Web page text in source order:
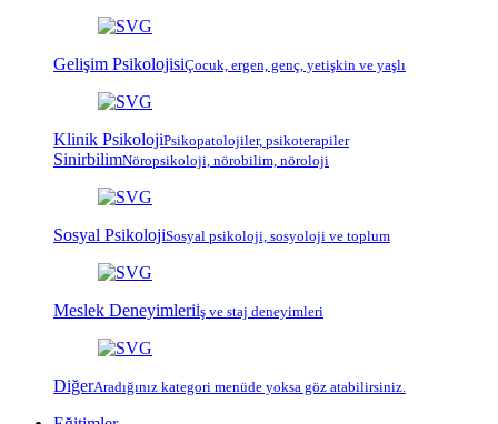
Gelişim PsikolojisiÇocuk, ergen, genç, yetişkin ve yaşlı
Klinik PsikolojiPsikopatolojiler, psikoterapiler
SinirbilimNöropsikoloji, nörobilim, nöroloji
Sosyal PsikolojiSosyal psikoloji, sosyoloji ve toplum
Meslek Deneyimleriİş ve staj deneyimleri
DiğerAradığınız kategori menüde yoksa göz atabilirsiniz.